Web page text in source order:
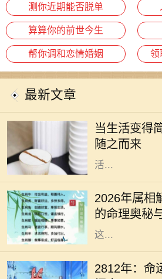
测你近期能否脱单
算算你的前世今生
帮你调和恋情婚姻 领
最新文章
当生活变得
随之而来
繁忙的工作和
了生活的本质
我们都应该停
活...
2026年属相
的命理奥秘
2026年是农历
中象征着温柔
是十二生肖之
的生物，代表
这...
2812年：命
在未来的某一
每一个人都将
的迅猛发展、